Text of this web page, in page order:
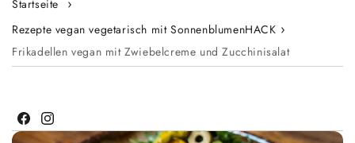
Startseite
Rezepte vegan vegetarisch mit SonnenblumenHACK
Frikadellen vegan mit Zwiebelcreme und Zucchinisalat
Facebook
Instagram